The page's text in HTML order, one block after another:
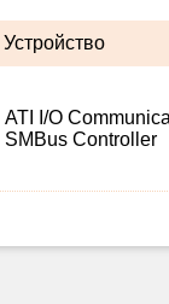
Устройство
ATI I/O
SMBus Controller